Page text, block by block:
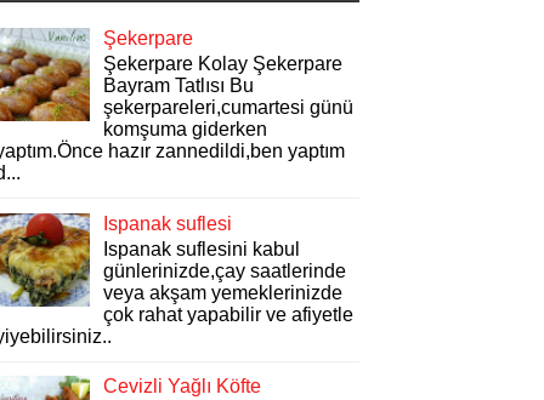
Şekerpare
Şekerpare Kolay Şekerpare
Bayram Tatlısı Bu
şekerpareleri,cumartesi günü
komşuma giderken
hazır zannedildi,ben yaptım
Ispanak suflesi
Ispanak suflesini kabul
günlerinizde,çay saatlerinde
veya akşam yemeklerinizde
çok rahat yapabilir ve afiyetle
Cevizli Yağlı Köfte